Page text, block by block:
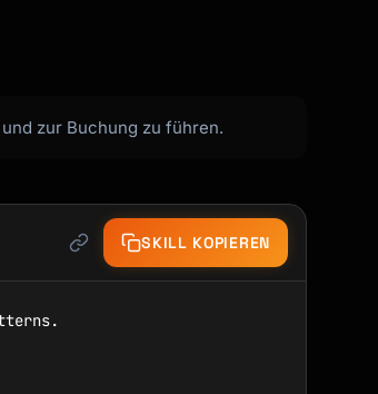
zur Buchung zu führen.
SKILL KOPIEREN